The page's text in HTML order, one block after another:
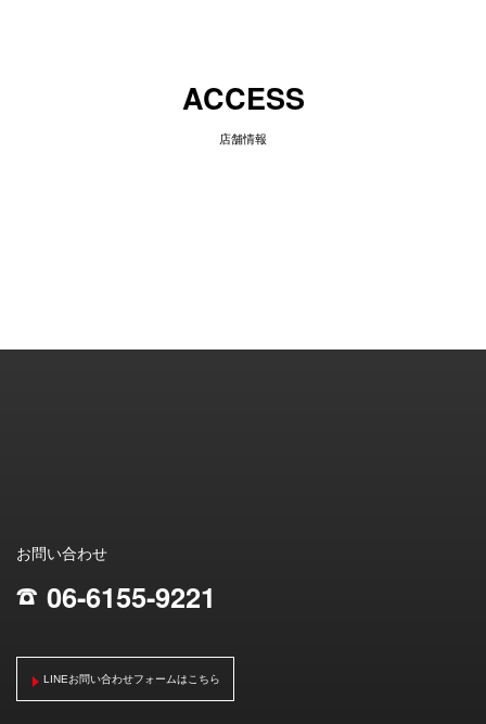
ACCESS
店舗情報
お問い合わせ
; 06-6155-9221
LINEお問い合わせフォームはこちら